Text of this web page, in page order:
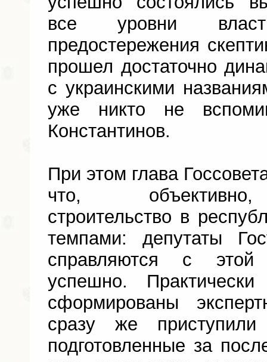
все уровни
предостережения
прошел достаточно
с украинскими
уже никто не
Константинов.
При этом глава
что, объективно,
строительство в
темпами: депутаты
справляются с этой
успешно.
сформированы
сразу же
подготовленные за